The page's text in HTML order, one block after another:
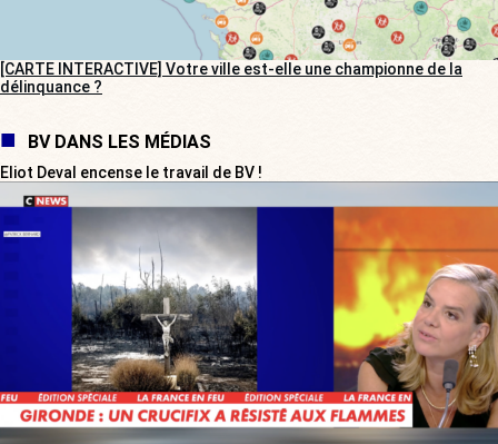
[CARTE INTERACTIVE] Votre ville est-elle une championne de la
délinquance ?
BV DANS LES MÉDIAS
Eliot Deval encense le travail de BV !